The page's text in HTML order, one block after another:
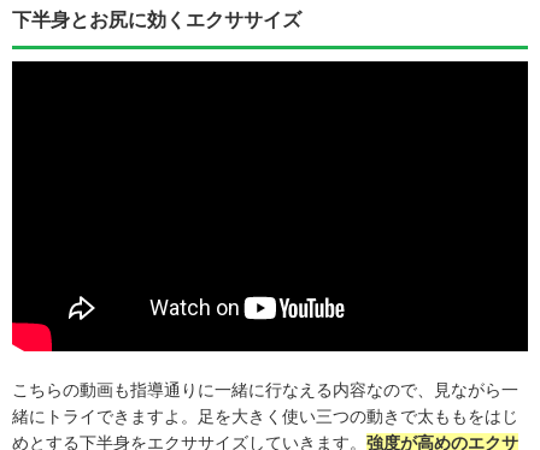
下半身とお尻に効くエクササイズ
こちらの動画も指導通りに一緒に行なえる内容なので、見ながら一
緒にトライできますよ。足を大きく使い三つの動きで太ももをはじ
めとする下半身をエクササイズしていきます。 強度が高めのエクサ